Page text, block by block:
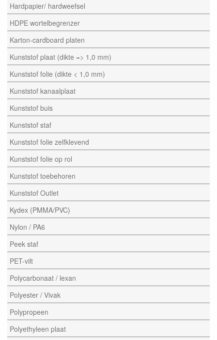
Hardpapier/ hardweefsel
HDPE wortelbegrenzer
Karton-cardboard platen
Kunststof plaat (dikte => 1,0 mm)
Kunststof folie (dikte < 1,0 mm)
Kunststof kanaalplaat
Kunststof buis
Kunststof staf
Kunststof folie zelfklevend
Kunststof folie op rol
Kunststof toebehoren
Kunststof Outlet
Kydex (PMMA/PVC)
Nylon / PA6
Peek staf
PET-vilt
Polycarbonaat / lexan
Polyester / Vivak
Polypropeen
Polyethyleen plaat